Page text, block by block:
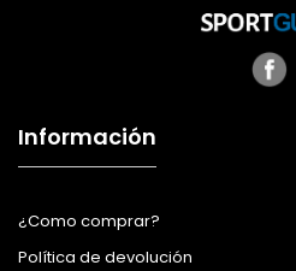
Información
¿Como comprar?
Política de devolución